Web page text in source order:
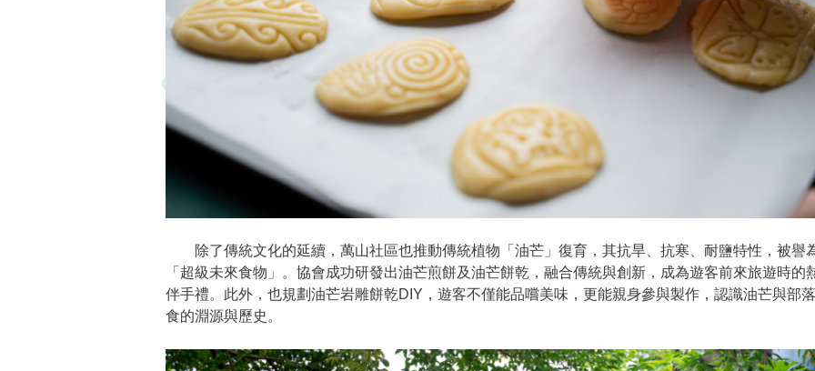
除了傳統文化的延續，萬山社區也推動傳統植物「油芒」復育，其抗旱、抗寒、耐鹽特性，被譽
「超級未來食物」。協會成功研發出油芒煎餅及油芒餅乾，融合傳統與創新，成為遊客前來旅遊時的
伴手禮。此外，也規劃油芒岩雕餅乾DIY，遊客不僅能品嚐美味，更能親身參與製作，認識油芒與部
食的淵源與歷史。